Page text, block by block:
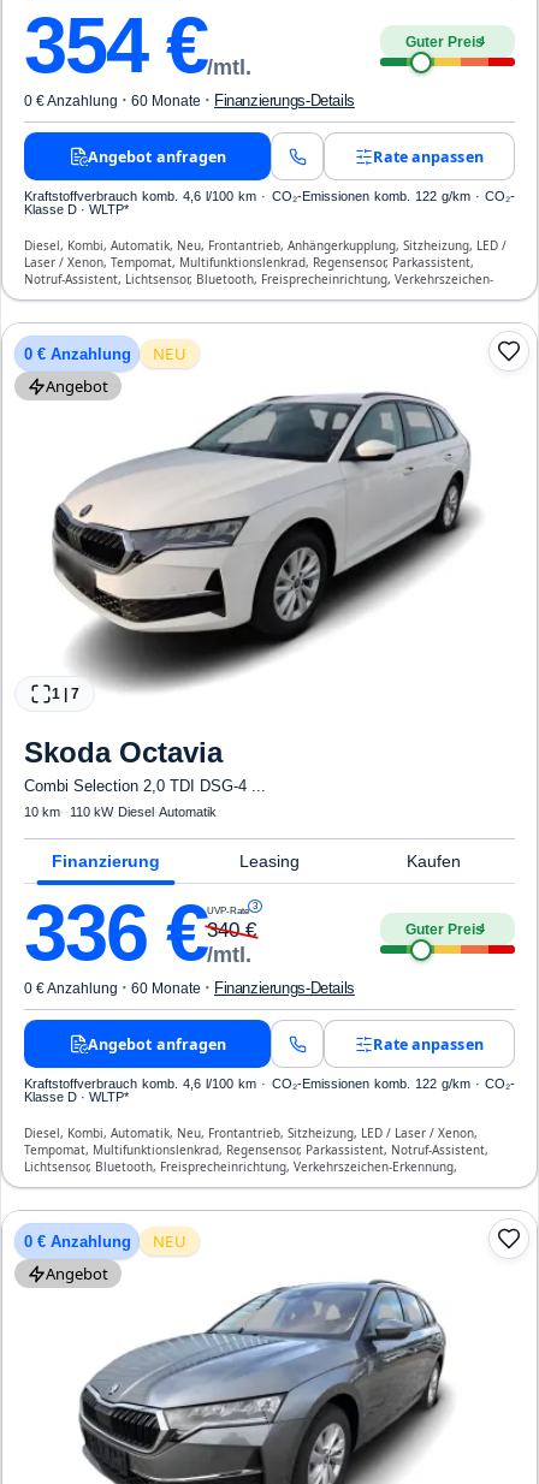
354€/mtl.
Guter Preis4
0 € Anzahlung · 60 Monate · Finanzierungs-Details
Angebot anfragen Rate anpassen
Kraftstoffverbrauch komb. 4,6 l/100 km · CO₂-Emissionen komb. 122 g/km · CO₂-
Klasse D · WLTP*
Diesel, Kombi, Automatik, Neu, Frontantrieb, Anhängerkupplung, Sitzheizung, LED /
Laser / Xenon, Tempomat, Multifunktionslenkrad, Regensensor, Parkassistent,
Notruf-Assistent, Lichtsensor, Bluetooth, Freisprecheinrichtung, Verkehrszeichen-
Erkennung, Klimatisierung, Front-, Seiten- und weitere Airbags
0 € Anzahlung
NEU
Angebot
1 7
Skoda Octavia
Combi Selection 2,0 TDI DSG-4 ...
10 km· · 110 kW· Diesel·Automatik
Finanzierung Leasing Kaufen
336 €UVP-Rate 3
340€
/mtl.
Guter Preis4
0 € Anzahlung · 60 Monate · Finanzierungs-Details
Angebot anfragen Rate anpassen
Kraftstoffverbrauch komb. 4,6 l/100 km · CO₂-Emissionen komb. 122 g/km · CO₂-
Klasse D · WLTP*
Diesel, Kombi, Automatik, Neu, Frontantrieb, Sitzheizung, LED / Laser / Xenon,
Tempomat, Multifunktionslenkrad, Regensensor, Parkassistent, Notruf-Assistent,
Lichtsensor, Bluetooth, Freisprecheinrichtung, Verkehrszeichen-Erkennung,
Klimatisierung, Front-, Seiten- und weitere Airbags
0 € Anzahlung
NEU
Angebot